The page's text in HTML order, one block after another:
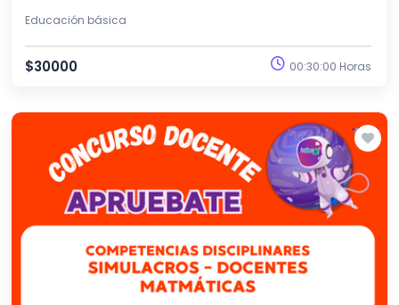
Educación básica
$30000 00:30:00 Horas